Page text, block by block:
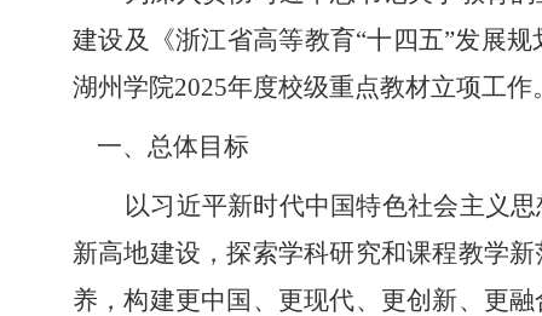
建设及《浙江省高等教育“十四五”发展
湖州学院2025年度校级重点教材立项工作
一、 总体目标
以习近平新时代中国特色社会主义
新高地建设，探索学科研究和课程教学
养，构建更中国、更现代、更创新、更